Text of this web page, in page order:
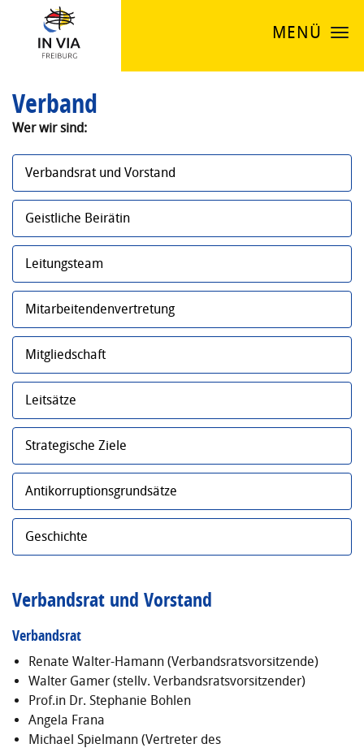
MENÜ
Verband
Wer wir sind:
Verbandsrat und Vorstand
Geistliche Beirätin
Leitungsteam
Mitarbeitendenvertretung
Mitgliedschaft
Leitsätze
Strategische Ziele
Antikorruptionsgrundsätze
Geschichte
Verbandsrat und Vorstand
Verbandsrat
Renate Walter-Hamann (Verbandsratsvorsitzende)
Walter Gamer (stellv. Verbandsratsvorsitzender)
Prof.in Dr. Stephanie Bohlen
Angela Frana
Michael Spielmann (Vertreter des